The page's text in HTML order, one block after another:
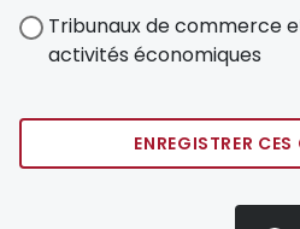
Tribunaux de commerce
activités économiques
ENREGISTRER CES